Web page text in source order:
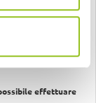
verrà
come non
effettuare